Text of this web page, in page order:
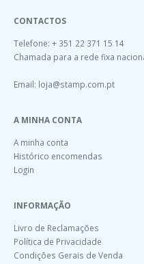
CONTACTOS
Telefone: + 351 22 371 15 14
Chamada para a rede fixa
Email: loja@stamp.com.pt
A MINHA CONTA
A minha conta
Histórico encomendas
Login
INFORMAÇÃO
Livro de Reclamações
Política de Privacidade
Condições Gerais de Venda